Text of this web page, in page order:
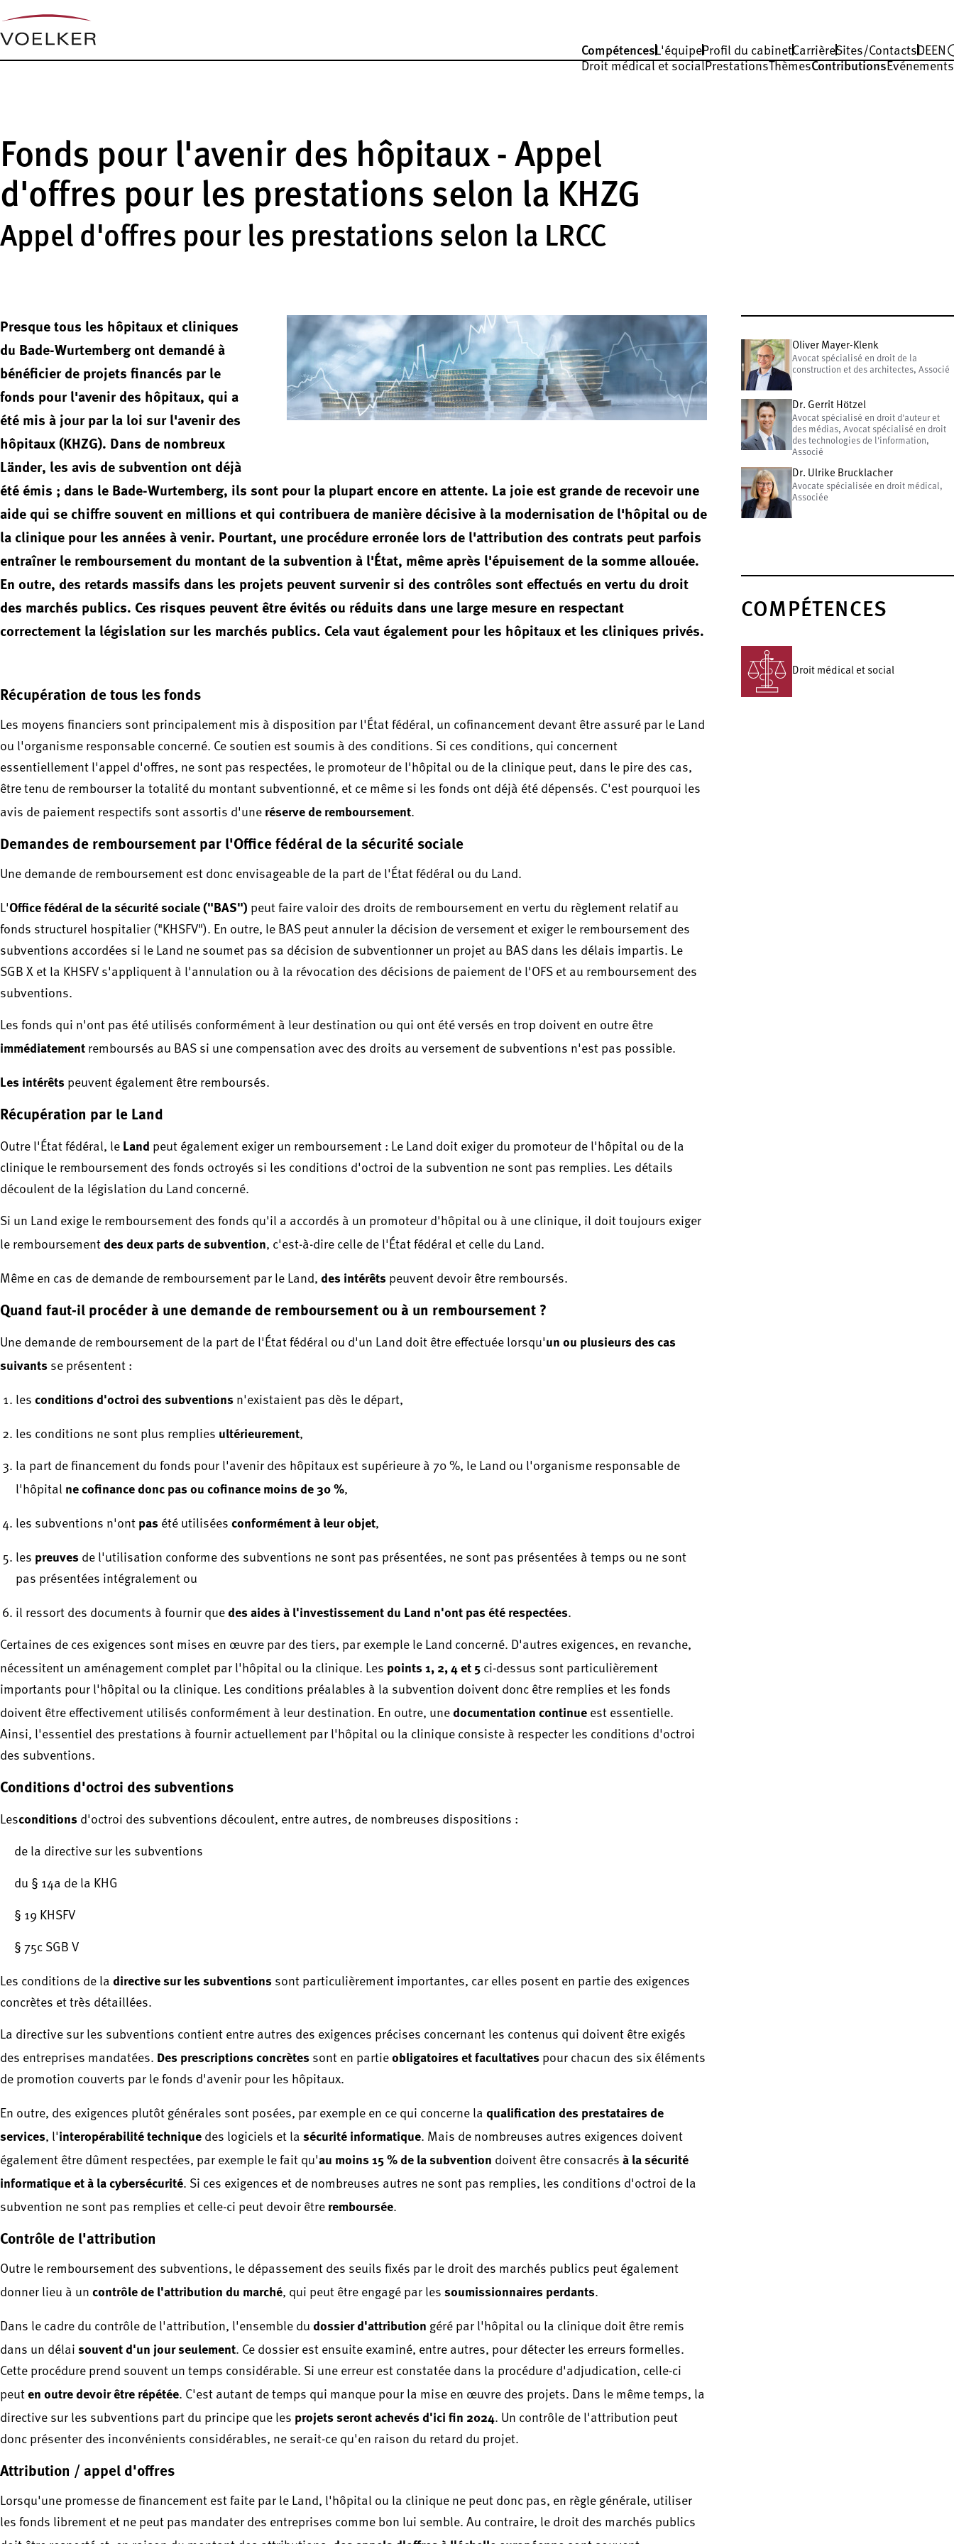
CompétencesL'équipeProfil du cabinetCarrièreSites/ContactsDEEN
Droit médical et socialPrestationsThèmesContributionsÉvénements
Fonds pour l'avenir des hôpitaux - Appel
d'offres pour les prestations selon la KHZG
Appel d'offres pour les prestations selon la LRCC
Presque tous les hôpitaux et cliniques
du Bade-Wurtemberg ont demandé à
bénéficier de projets financés par le
fonds pour l'avenir des hôpitaux, qui a
été mis à jour par la loi sur l'avenir des
hôpitaux (KHZG). Dans de nombreux
Länder, les avis de subvention ont déjà
été émis ; dans le Bade-Wurtemberg, ils sont pour la plupart encore en attente. La joie est grande de recevoir une
aide qui se chiffre souvent en millions et qui contribuera de manière décisive à la modernisation de l'hôpital ou de
la clinique pour les années à venir. Pourtant, une procédure erronée lors de l'attribution des contrats peut parfois
entraîner le remboursement du montant de la subvention à l'État, même après l'épuisement de la somme allouée.
En outre, des retards massifs dans les projets peuvent survenir si des contrôles sont effectués en vertu du droit
des marchés publics. Ces risques peuvent être évités ou réduits dans une large mesure en respectant
correctement la législation sur les marchés publics. Cela vaut également pour les hôpitaux et les cliniques privés.
Récupération de tous les fonds
Les moyens financiers sont principalement mis à disposition par l'État fédéral, un cofinancement devant être assuré par le Land
ou l'organisme responsable concerné. Ce soutien est soumis à des conditions. Si ces conditions, qui concernent
essentiellement l'appel d'offres, ne sont pas respectées, le promoteur de l'hôpital ou de la clinique peut, dans le pire des cas,
être tenu de rembourser la totalité du montant subventionné, et ce même si les fonds ont déjà été dépensés. C'est pourquoi les
avis de paiement respectifs sont assortis d'une réserve de remboursement.
Demandes de remboursement par l'Office fédéral de la sécurité sociale
Une demande de remboursement est donc envisageable de la part de l'État fédéral ou du Land.
L'Office fédéral de la sécurité sociale ("BAS") peut faire valoir des droits de remboursement en vertu du règlement relatif au
fonds structurel hospitalier ("KHSFV"). En outre, le BAS peut annuler la décision de versement et exiger le remboursement des
subventions accordées si le Land ne soumet pas sa décision de subventionner un projet au BAS dans les délais impartis. Le
SGB X et la KHSFV s'appliquent à l'annulation ou à la révocation des décisions de paiement de l'OFS et au remboursement des
subventions.
Les fonds qui n'ont pas été utilisés conformément à leur destination ou qui ont été versés en trop doivent en outre être
immédiatement remboursés au BAS si une compensation avec des droits au versement de subventions n'est pas possible.
Les intérêts peuvent également être remboursés.
Récupération par le Land
Outre l'État fédéral, le Land peut également exiger un remboursement : Le Land doit exiger du promoteur de l'hôpital ou de la
clinique le remboursement des fonds octroyés si les conditions d'octroi de la subvention ne sont pas remplies. Les détails
découlent de la législation du Land concerné.
Si un Land exige le remboursement des fonds qu'il a accordés à un promoteur d'hôpital ou à une clinique, il doit toujours exiger
le remboursement des deux parts de subvention, c'est-à-dire celle de l'État fédéral et celle du Land.
Même en cas de demande de remboursement par le Land, des intérêts peuvent devoir être remboursés.
Quand faut-il procéder à une demande de remboursement ou à un remboursement ?
Une demande de remboursement de la part de l'État fédéral ou d'un Land doit être effectuée lorsqu'un ou plusieurs des cas
suivants se présentent :
les conditions d'octroi des subventions n'existaient pas dès le départ,
les conditions ne sont plus remplies ultérieurement,
la part de financement du fonds pour l'avenir des hôpitaux est supérieure à 70 %, le Land ou l'organisme responsable de
l'hôpital ne cofinance donc pas ou cofinance moins de 30 %,
les subventions n'ont pas été utilisées conformément à leur objet,
les preuves de l'utilisation conforme des subventions ne sont pas présentées, ne sont pas présentées à temps ou ne sont
pas présentées intégralement ou
il ressort des documents à fournir que des aides à l'investissement du Land n'ont pas été respectées.
Certaines de ces exigences sont mises en œuvre par des tiers, par exemple le Land concerné. D'autres exigences, en revanche,
nécessitent un aménagement complet par l'hôpital ou la clinique. Les points 1, 2, 4 et 5 ci-dessus sont particulièrement
importants pour l'hôpital ou la clinique. Les conditions préalables à la subvention doivent donc être remplies et les fonds
doivent être effectivement utilisés conformément à leur destination. En outre, une documentation continue est essentielle.
Ainsi, l'essentiel des prestations à fournir actuellement par l'hôpital ou la clinique consiste à respecter les conditions d'octroi
des subventions.
Conditions d'octroi des subventions
Lesconditions d'octroi des subventions découlent, entre autres, de nombreuses dispositions :
de la directive sur les subventions
du § 14a de la KHG
§ 19 KHSFV
§ 75c SGB V
Les conditions de la directive sur les subventions sont particulièrement importantes, car elles posent en partie des exigences
concrètes et très détaillées.
La directive sur les subventions contient entre autres des exigences précises concernant les contenus qui doivent être exigés
des entreprises mandatées. Des prescriptions concrètes sont en partie obligatoires et facultatives pour chacun des six éléments
de promotion couverts par le fonds d'avenir pour les hôpitaux.
En outre, des exigences plutôt générales sont posées, par exemple en ce qui concerne la qualification des prestataires de
services, l'interopérabilité technique des logiciels et la sécurité informatique. Mais de nombreuses autres exigences doivent
également être dûment respectées, par exemple le fait qu'au moins 15 % de la subvention doivent être consacrés à la sécurité
informatique et à la cybersécurité. Si ces exigences et de nombreuses autres ne sont pas remplies, les conditions d'octroi de la
subvention ne sont pas remplies et celle-ci peut devoir être remboursée.
Contrôle de l'attribution
Outre le remboursement des subventions, le dépassement des seuils fixés par le droit des marchés publics peut également
donner lieu à un contrôle de l'attribution du marché, qui peut être engagé par les soumissionnaires perdants.
Dans le cadre du contrôle de l'attribution, l'ensemble du dossier d'attribution géré par l'hôpital ou la clinique doit être remis
dans un délai souvent d'un jour seulement. Ce dossier est ensuite examiné, entre autres, pour détecter les erreurs formelles.
Cette procédure prend souvent un temps considérable. Si une erreur est constatée dans la procédure d'adjudication, celle-ci
peut en outre devoir être répétée. C'est autant de temps qui manque pour la mise en œuvre des projets. Dans le même temps, la
directive sur les subventions part du principe que les projets seront achevés d'ici fin 2024. Un contrôle de l'attribution peut
donc présenter des inconvénients considérables, ne serait-ce qu'en raison du retard du projet.
Attribution / appel d'offres
Lorsqu'une promesse de financement est faite par le Land, l'hôpital ou la clinique ne peut donc pas, en règle générale, utiliser
les fonds librement et ne peut pas mandater des entreprises comme bon lui semble. Au contraire, le droit des marchés publics
Oliver Mayer-Klenk
Avocat spécialisé en droit de la
construction et des architectes, Associé
Dr. Gerrit Hötzel
Avocat spécialisé en droit d'auteur et
des médias, Avocat spécialisé en droit
des technologies de l'information,
Associé
Dr. Ulrike Brucklacher
Avocate spécialisée en droit médical,
Associée
COMPÉTENCES
Droit médical et social